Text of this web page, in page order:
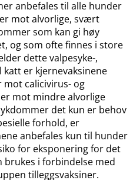
anbefales til alle hunder
mot alvorlige, svært
som kan gi høy
og som ofte finnes i store
dette valpesyke-,
katt er kjernevaksinene
mot calicivirus- og
mot mindre alvorlige
det kun er behov
forhold, er
anbefales kun til hunder
for eksponering for det
brukes i forbindelse med
tilleggsvaksiner.